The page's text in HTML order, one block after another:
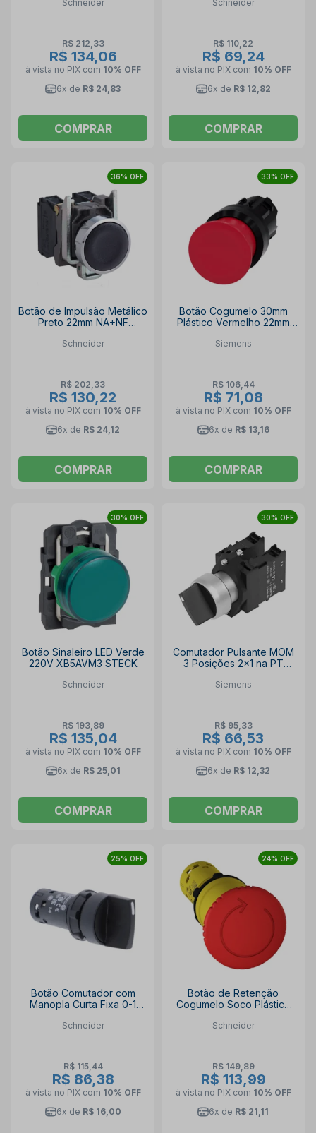
SCHNEIDER
Schneider
R$ 212,33
R$ 134,06
à vista no PIX com 10% OFF
6x de R$ 24,83
COMPRAR
Schneider
R$ 110,22
R$ 69,24
à vista no PIX com 10% OFF
6x de R$ 12,82
COMPRAR
36% OFF
Botão de Impulsão Metálico
Preto 22mm NA+NF
XB4BA25 SCHNEIDER
Schneider
R$ 202,33
R$ 130,22
à vista no PIX com 10% OFF
6x de R$ 24,12
COMPRAR
33% OFF
Botão Cogumelo 30mm
Plástico Vermelho 22mm
3SU10001AD200AA0
SIEMENS
Siemens
R$ 106,44
R$ 71,08
à vista no PIX com 10% OFF
6x de R$ 13,16
COMPRAR
30% OFF
Botão Sinaleiro LED Verde
220V XB5AVM3 STECK
Schneider
R$ 193,89
R$ 135,04
à vista no PIX com 10% OFF
6x de R$ 25,01
COMPRAR
30% OFF
Comutador Pulsante MOM
3 Posições 2x1 na PT
3SB61302AM101NA0
SIEMENS
Siemens
R$ 95,33
R$ 66,53
à vista no PIX com 10% OFF
6x de R$ 12,32
COMPRAR
25% OFF
Botão Comutador com
Manopla Curta Fixa 0-1
Plástica 22mm 1NA
XB7ND21 SCHNEIDER
Schneider
R$ 115,44
R$ 86,38
à vista no PIX com 10% OFF
6x de R$ 16,00
24% OFF
Botão de Retenção
Cogumelo Soco Plástico
Vermelho 40mm Encaixe
22,5mm XB7NS8442
Schneider
R$ 149,89
R$ 113,99
à vista no PIX com 10% OFF
6x de R$ 21,11